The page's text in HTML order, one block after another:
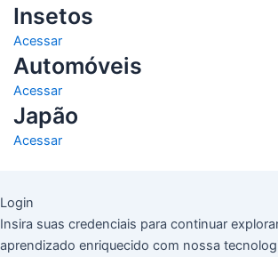
Insetos
Acessar
Automóveis
Acessar
Japão
Acessar
Login
Insira suas credenciais para continuar
aprendizado enriquecido com nossa